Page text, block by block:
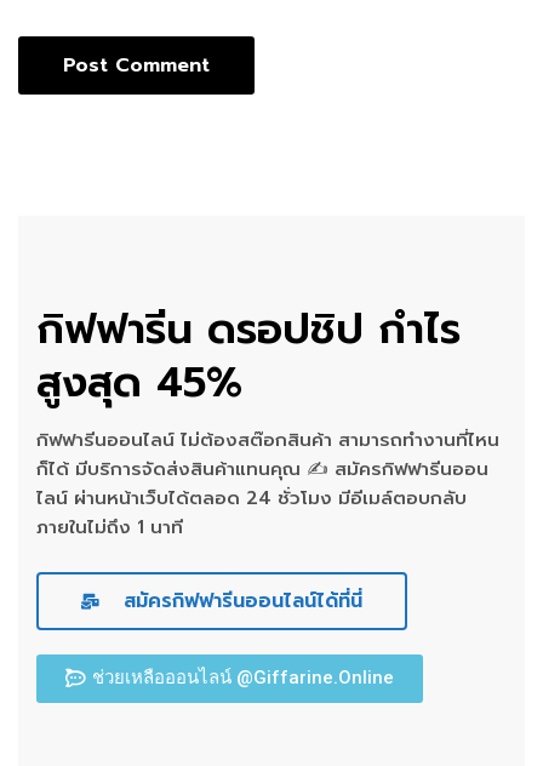
กิฟฟารีน ดรอปชิป กำไร
สูงสุด 45%
กิฟฟารีนออนไลน์ ไม่ต้องสต๊อกสินค้า สามารถทำงานที่ไหน
ก็ได้ มีบริการจัดส่งสินค้าแทนคุณ ✍ สมัครกิฟฟารีนออน
ไลน์ ผ่านหน้าเว็บได้ตลอด 24 ชั่วโมง มีอีเมล์ตอบกลับ
ภายในไม่ถึง 1 นาที
สมัครกิฟฟารีนออนไลน์ได้ที่นี่
ช่วยเหลือออนไลน์ @Giffarine.Online